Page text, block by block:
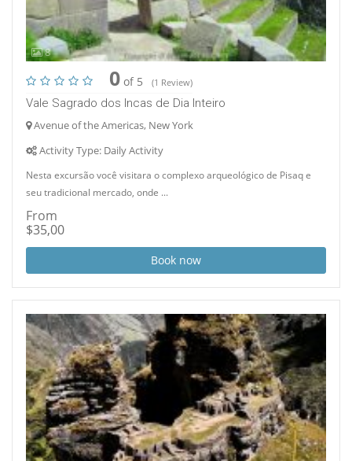
8
0 of 5 (1 Review)
Vale Sagrado dos Incas de Dia Inteiro
Avenue of the Americas, New York
Activity Type: Daily Activity
Nesta excursão você visitara o complexo arqueológico de Pisaq e
seu tradicional mercado, onde ...
From
$35,00
Book now